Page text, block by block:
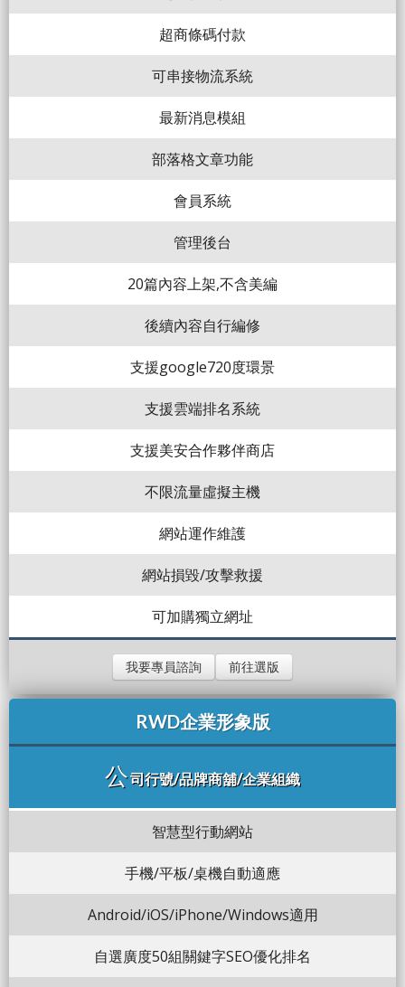
超商條碼付款
可串接物流系統
最新消息模組
部落格文章功能
會員系統
管理後台
20篇內容上架,不含美編
後續內容自行編修
支援google720度環景
支援雲端排名系統
支援美安合作夥伴商店
不限流量虛擬主機
網站運作維護
網站損毀/攻擊救援
可加購獨立網址
我要專員諮詢 前往選版
RWD企業形象版
公司行號/品牌商舖/企業組織
智慧型行動網站
手機/平板/桌機自動適應
Android/iOS/iPhone/Windows適用
自選廣度50組關鍵字SEO優化排名